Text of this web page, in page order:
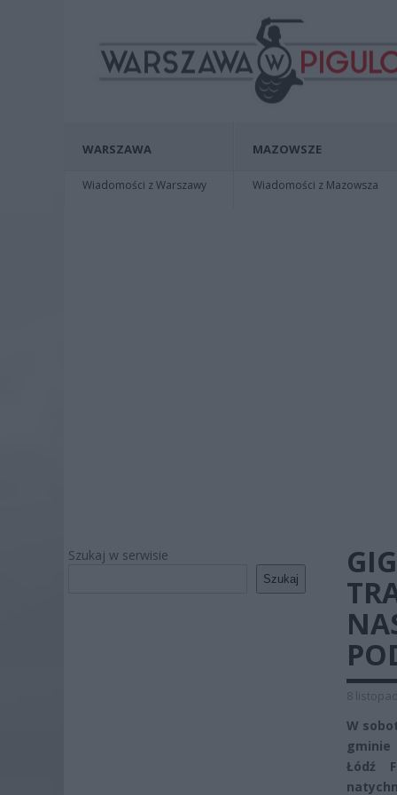
WARSZAWA
Wiadomości z Warszawy
MAZOWSZE
Wiadomości z Mazowsza
Szukaj w serwisie
Szukaj
8
W
gminie
Łódź